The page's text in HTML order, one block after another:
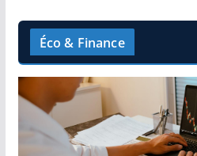
Éco & Finance